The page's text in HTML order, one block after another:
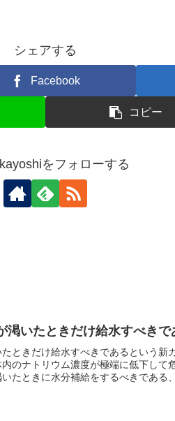
シェアする
Facebook
コピー
をフォローする
渇いたときだけ給水すべきで
ときだけ給水すべきであるという新
のナトリウム濃度が極端に低下して
たときに水分補給をするべきである